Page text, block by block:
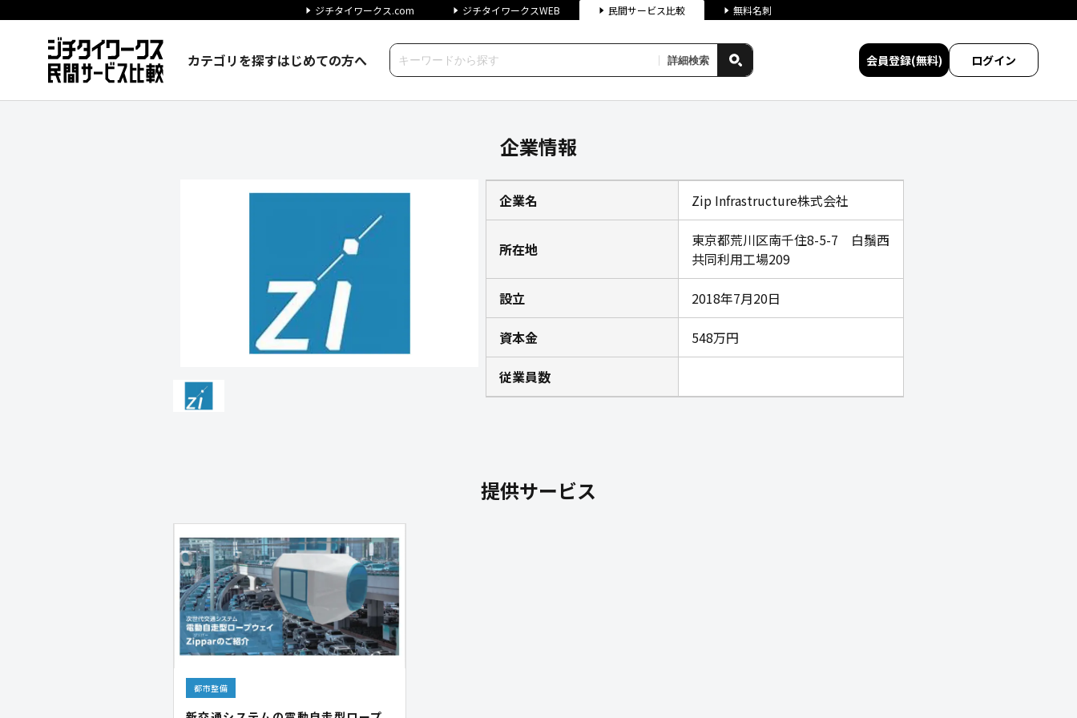
ジチタイワークス.com ジチタイワークスWEB 民間サービス比較 無料名刺
カテゴリを探すはじめての方へ 詳細検索 会員登録(無料) ログイン
企業情報
企業名 Zip Infrastructure株式会社
所在地
東京都荒川区南千住8-5-7 白鬚西
共同利用工場209
設立 2018年7月20日
資本金 548万円
従業員数
提供サービス
都市整備